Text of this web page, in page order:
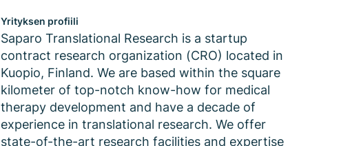
Yrityksen profiili
Saparo Translational Research is a startup
contract research organization (CRO) located in
Kuopio, Finland. We are based within the square
kilometer of top-notch know-how for medical
therapy development and have a decade of
experience in translational research. We offer
state-of-the-art research facilities and expertise